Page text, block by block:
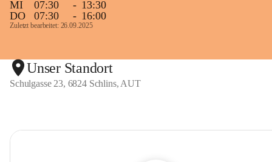
MI 07:30 - 13:30
DO
07:30 - 16:00
Zuletzt bearbeitet: 26.09.2025
Unser Standort
Schulgasse 23, 6824 Schlins, AUT